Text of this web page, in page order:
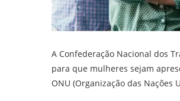
A Confederação Nacional dos
para que mulheres sejam
ONU (Organização das Nações